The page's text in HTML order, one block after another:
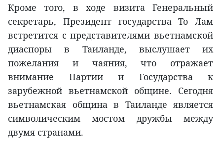
Кроме того, в ходе визита Генеральный
секретарь, Президент государства То Лам
встретится с представителями вьетнамской
диаспоры в Таиланде, выслушает их
пожелания и чаяния, что отражает
внимание Партии и Государства к
зарубежной вьетнамской общине. Сегодня
вьетнамская община в Таиланде является
символическим мостом дружбы между
двумя странами.